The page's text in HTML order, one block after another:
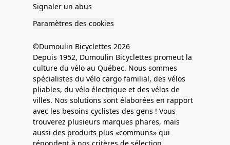
Signaler un abus
Paramètres des cookies
©Dumoulin Bicyclettes 2026
Depuis 1952, Dumoulin Bicyclettes promeut la
culture du vélo au Québec. Nous sommes
spécialistes du vélo cargo familial, des vélos
pliables, du vélo électrique et des vélos de
villes. Nos solutions sont élaborées en rapport
avec les besoins cyclistes des gens ! Vous
trouverez plusieurs marques phares, mais
aussi des produits plus «communs» qui